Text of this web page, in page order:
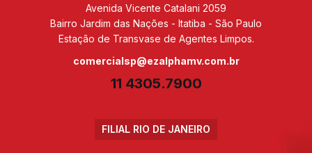
Avenida Vicente Catalani 2059
Bairro Jardim das Nações - Itatiba - São Paulo
Estação de Transvase de Agentes Limpos.
comercialsp@ezalphamv.com.br
11 4305.7900
FILIAL RIO DE JANEIRO